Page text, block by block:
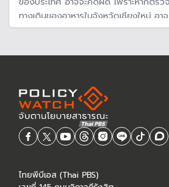
ทางเดินของอาหารในจังหวัดเชียงใหม่ อา
ใจว่าแหล่งอาหารมีความเปราะบางมากกว่
ไทยพีบีเอส (Thai PBS)